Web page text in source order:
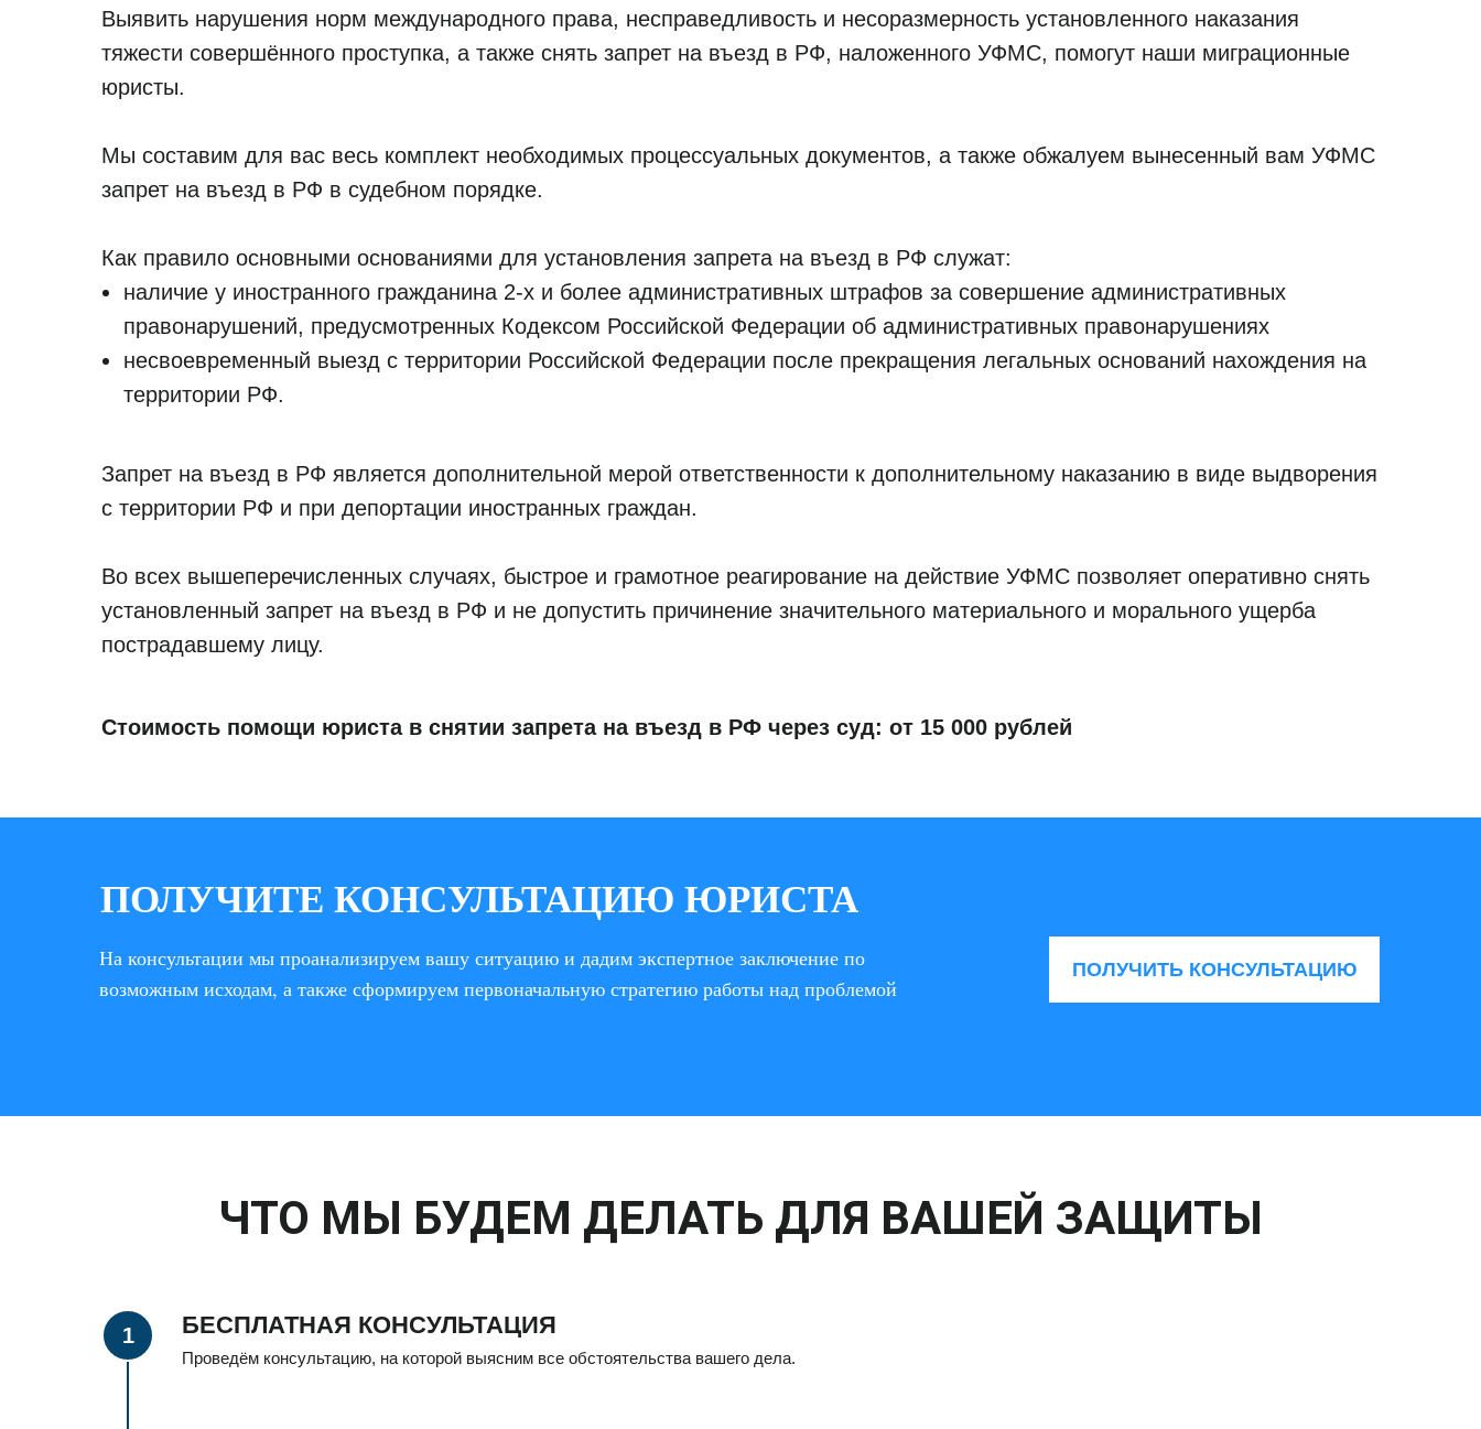
Выявить нарушения норм международного права, несправедливость и несоразмерность установленного наказания
тяжести совершённого проступка, а также снять запрет на въезд в РФ, наложенного УФМС, помогут наши миграционные
юристы.
Мы составим для вас весь комплект необходимых процессуальных документов, а также обжалуем вынесенный вам УФМС
запрет на въезд в РФ в судебном порядке.
Как правило основными основаниями для установления запрета на въезд в РФ служат:
наличие у иностранного гражданина 2-х и более административных штрафов за совершение административных
правонарушений, предусмотренных Кодексом Российской Федерации об административных правонарушениях
несвоевременный выезд с территории Российской Федерации после прекращения легальных оснований нахождения на
территории РФ.
Запрет на въезд в РФ является дополнительной мерой ответственности к дополнительному наказанию в виде выдворения
с территории РФ и при депортации иностранных граждан.
Во всех вышеперечисленных случаях, быстрое и грамотное реагирование на действие УФМС позволяет оперативно снять
установленный запрет на въезд в РФ и не допустить причинение значительного материального и морального ущерба
пострадавшему лицу.
Стоимость помощи юриста в снятии запрета на въезд в РФ через суд: от 15 000 рублей
ПОЛУЧИТЕ КОНСУЛЬТАЦИЮ ЮРИСТА
На консультации мы проанализируем вашу ситуацию и дадим экспертное заключение по
возможным исходам, а также сформируем первоначальную стратегию работы над проблемой
ПОЛУЧИТЬ КОНСУЛЬТАЦИЮ
ЧТО МЫ БУДЕМ ДЕЛАТЬ ДЛЯ ВАШЕЙ ЗАЩИТЫ
БЕСПЛАТНАЯ КОНСУЛЬТАЦИЯ
Проведём консультацию, на которой выясним все обстоятельства вашего дела.